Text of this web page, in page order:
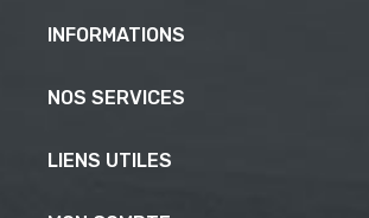
INFORMATIONS
NOS SERVICES
LIENS UTILES